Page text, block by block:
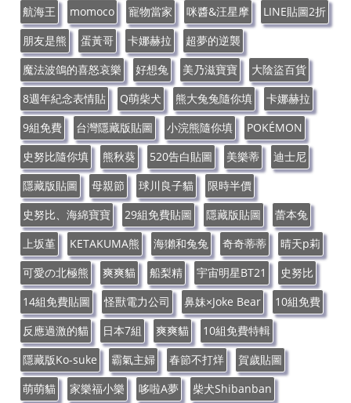
航海王
momoco 寵物當家 咪醬&汪星摩
LINE貼圖2折
朋友是熊
蛋黃哥 卡娜赫拉
超夢的逆襲
魔法波鴿的喜怒哀樂
好想兔 美乃滋寶寶
大陰盜百貨
8週年紀念表情貼
Q萌柴犬 熊大兔兔隨你填
卡娜赫拉
9組免費
台灣隱藏版貼圖 小浣熊隨你填
POKÉMON
史努比隨你填
熊秋葵 520告白貼圖 美樂蒂
迪士尼
隱藏版貼圖
母親節 球川良子貓
限時半價
史努比、海綿寶寶
29組免費貼圖 隱藏版貼圖
蕾本兔
上坂堇
KETAKUMA熊 海獺和兔兔 奇奇蒂蒂
晴天p莉
可愛の北極熊
爽爽貓 船梨精 宇宙明星BT21
史努比
14組免費貼圖
怪獸電力公司 鼻妹×Joke Bear
10組免費
反應過激的貓
日本7組 爽爽貓
10組免費特輯
隱藏版Ko-suke
霸氣主婦 春節不打烊
賀歲貼圖
萌萌貓
家樂福小樂 哆啦A夢
柴犬Shibanban